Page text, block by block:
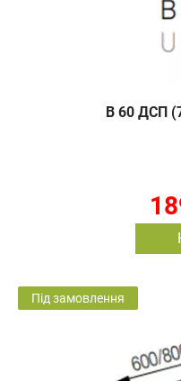
В 60 ДСП
Під замовлення